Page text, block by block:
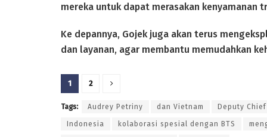
mereka untuk dapat merasakan kenyamanan
Ke depannya, Gojek juga akan terus
dan layanan, agar membantu memudahkan
1 2
Tags: Audrey Petriny dan Vietnam Deputy
Indonesia kolaborasi spesial dengan BTS